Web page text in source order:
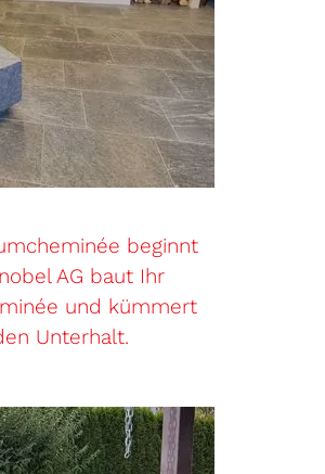
beginnt
AG baut Ihr
und kümmert
Unterhalt.